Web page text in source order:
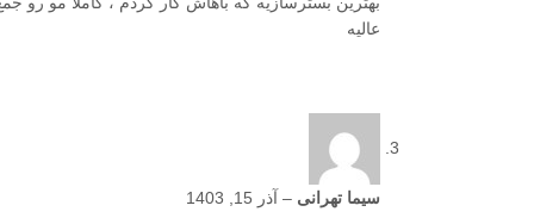
عالیه
سیما تهرانی – آذر 15, 1403